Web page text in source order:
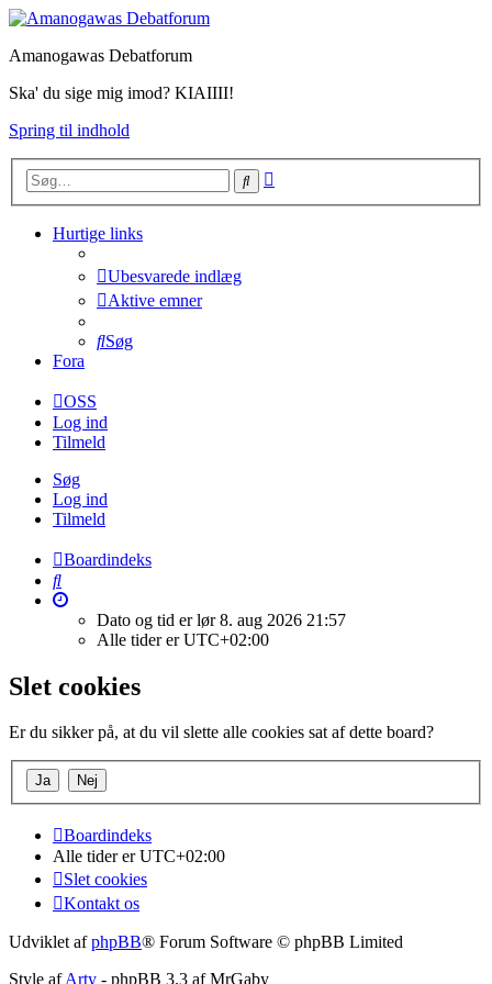
Amanogawas Debatforum
Ska' du sige mig imod? KIAIIII!
Spring til indhold
Søg
Hurtige links
Ubesvarede indlæg
Aktive emner
Søg
Fora
OSS
Log ind
Tilmeld
Søg
Log ind
Tilmeld
Boardindeks
Søg
Dato og tid er lør 8. aug 2026 21:57
Alle tider erUTC+02:00
Slet cookies
Er du sikker på, at du vil slette alle cookies sat af dette board?
Boardindeks
Alle tider erUTC+02:00
Slet cookies
Kontakt os
Udviklet afphpBB® Forum Software © phpBB Limited
Style afArty - phpBB 3.3 af MrGaby